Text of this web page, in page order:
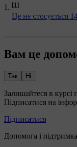
[1]
Це не стосується
Вам це
Так Ні